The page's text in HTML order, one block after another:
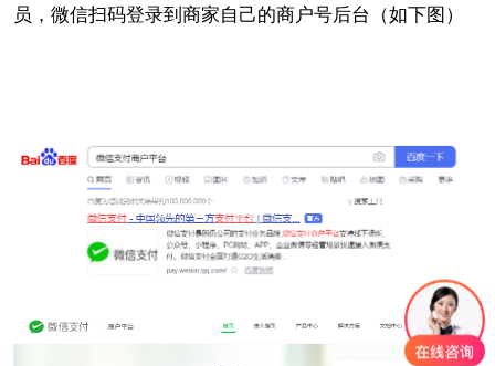
员，微信扫码登录到商家自己的商户号后台（如下图）